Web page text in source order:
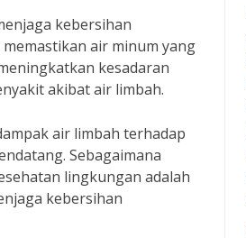
kebersihan
air minum yang
kesadaran
akibat air limbah.
air limbah terhadap
Sebagaimana
lingkungan adalah
kebersihan